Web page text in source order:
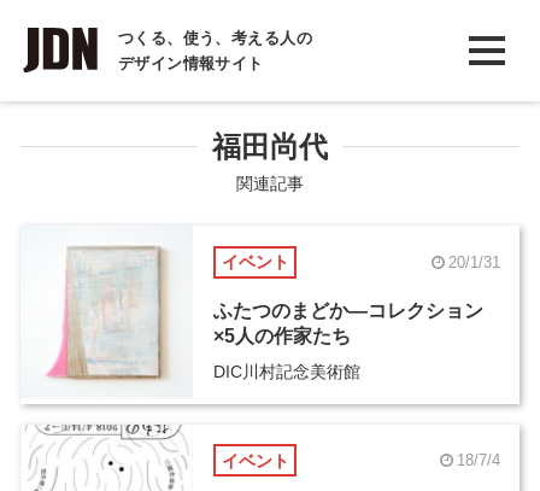
つくる、使う、考える人の
デザイン情報サイト
INTERVIEW
インタビュー
コラム
福田尚代
関連記事
イベント 20/1/31
ふたつのまどか―コレクション
×5人の作家たち
DIC川村記念美術館
イベント 18/7/4